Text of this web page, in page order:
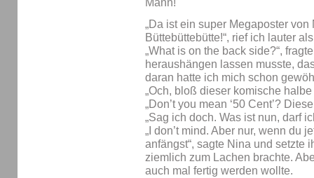
„Da ist ein super Megaposter
Büttebüttebütte!“, rief ich lauter
„What is on the back side?“,
heraushängen lassen musste,
daran hatte ich mich schon
„Och, bloß dieser komische halbe
„Don’t you mean ‘50 Cent’?
„Sag ich doch. Was ist nun, darf
„I don’t mind. Aber nur, wenn du
anfängst“, sagte Nina und setzte
ziemlich zum Lachen brachte.
auch mal fertig werden wollte.